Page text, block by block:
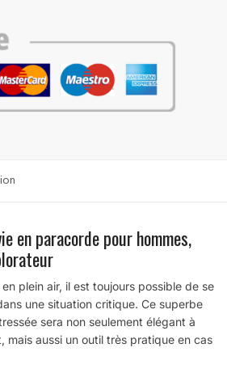
en paracorde pour hommes,
en plein air, il est toujours possible de se
une situation critique. Ce superbe
sera non seulement élégant à
mais aussi un outil très pratique en cas